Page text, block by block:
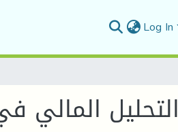
Log In
التحليل المالي